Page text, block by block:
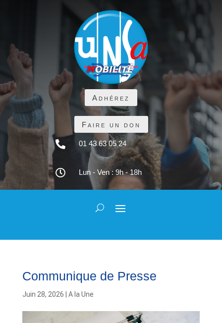
Adhérez
Faire un don
 01 43 63 05 24
 Lun - Ven : 9h - 18h
Communique de Presse
Juin 28, 2026 A la Une